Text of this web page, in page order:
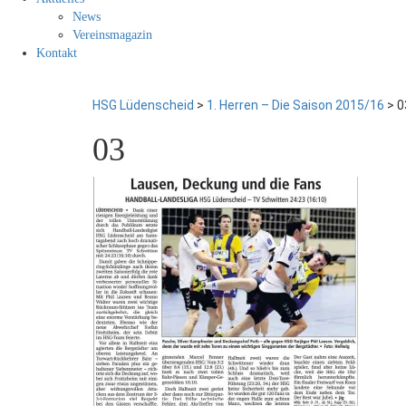
News
Vereinsmagazin
Kontakt
HSG Lüdenscheid > 1. Herren – Die Saison 2015/16 >
03